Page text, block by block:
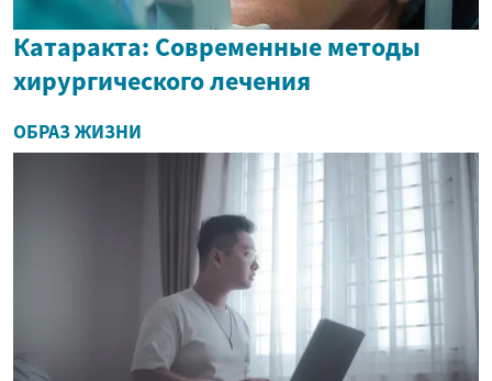
Катаракта: Современные методы
хирургического лечения
ОБРАЗ ЖИЗНИ